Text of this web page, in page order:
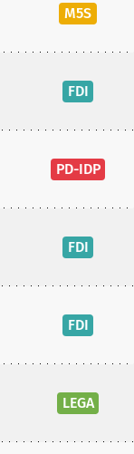
M5S
FDI
PD-IDP
FDI
FDI
LEGA